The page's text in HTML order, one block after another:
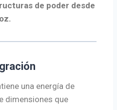
de poder desde
una energía de
dimensiones que